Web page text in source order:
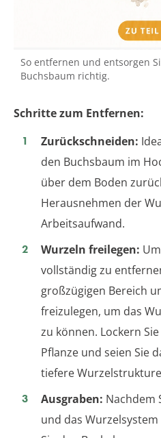
So entfernen und entsorgen
Buchsbaum richtig.
Schritte zum Entfernen:
Zurückschneiden:
den Buchsbaum im
über dem Boden
Herausnehmen der
Arbeitsaufwand.
Wurzeln freilegen:
vollständig zu
großzügigen Bereich
freizulegen, um das
zu können. Lockern
Pflanze und seien Sie
tiefere
Ausgraben: Nachdem
und das